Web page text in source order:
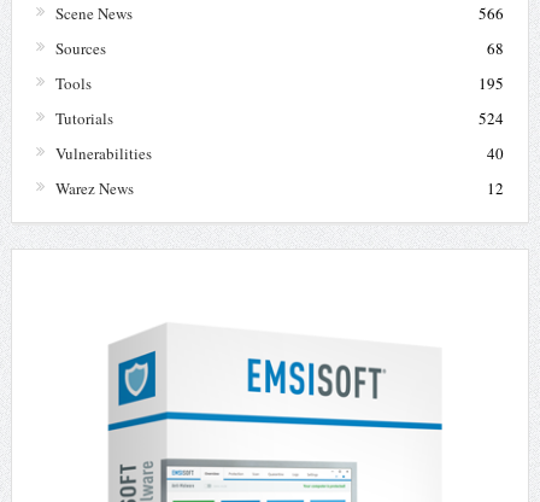
Scene News
566
Sources
68
Tools
195
Tutorials
524
Vulnerabilities
40
Warez News
12